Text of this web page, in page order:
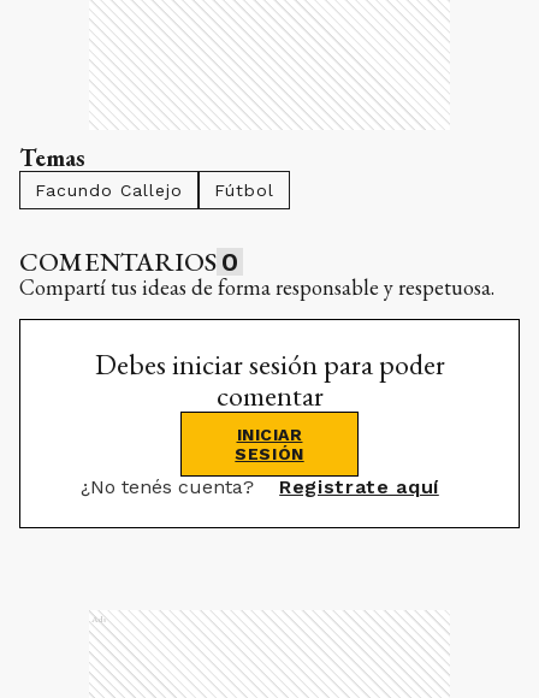
Temas
Facundo Callejo Fútbol
COMENTARIOS 0
Compartí tus ideas de forma responsable y respetuosa.
Debes iniciar sesión para poder
comentar
INICIAR
SESIÓN
¿No tenés cuenta? Registrate aquí
Ads